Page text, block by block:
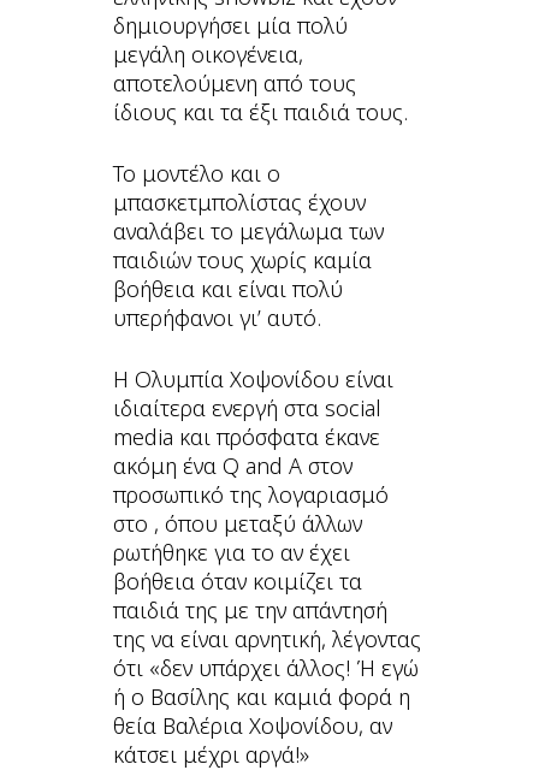
δημιουργήσει μία πολύ
μεγάλη οικογένεια,
αποτελούμενη από τους
ίδιους και τα έξι παιδιά τους.
Το μοντέλο και ο
μπασκετμπολίστας έχουν
αναλάβει το μεγάλωμα των
παιδιών τους χωρίς καμία
βοήθεια και είναι πολύ
υπερήφανοι γι’ αυτό.
Η Ολυμπία Χοψονίδου είναι
ιδιαίτερα ενεργή στα social
media και πρόσφατα έκανε
ακόμη ένα Q and A στον
προσωπικό της λογαριασμό
στο , όπου μεταξύ άλλων
ρωτήθηκε για το αν έχει
βοήθεια όταν κοιμίζει τα
παιδιά της με την απάντησή
της να είναι αρνητική, λέγοντας
ότι «δεν υπάρχει άλλος! Ή εγώ
ή ο Βασίλης και καμιά φορά η
θεία Βαλέρια Χοψονίδου, αν
κάτσει μέχρι αργά!»